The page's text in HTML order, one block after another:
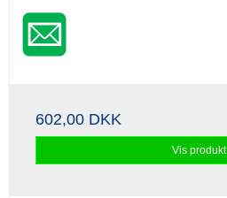
602,00 DKK
Vis produkt